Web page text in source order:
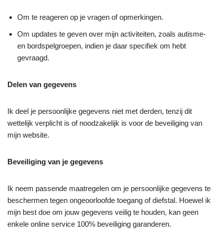
Om te reageren op je vragen of opmerkingen.
Om updates te geven over mijn activiteiten, zoals autisme-
en bordspelgroepen, indien je daar specifiek om hebt
gevraagd.
Delen van gegevens
Ik deel je persoonlijke gegevens niet met derden, tenzij dit
wettelijk verplicht is of noodzakelijk is voor de beveiliging van
mijn website.
Beveiliging van je gegevens
Ik neem passende maatregelen om je persoonlijke gegevens te
beschermen tegen ongeoorloofde toegang of diefstal. Hoewel ik
mijn best doe om jouw gegevens veilig te houden, kan geen
enkele online service 100% beveiliging garanderen.